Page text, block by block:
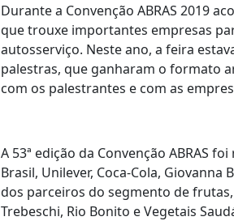
Durante a Convenção ABRAS 2019
que trouxe importantes empresas
autosserviço. Neste ano, a feira
palestras, que ganharam o formato
com os palestrantes e com as
A 53ª edição da Convenção ABRAS
Brasil, Unilever, Coca-Cola, Giovanna
dos parceiros do segmento de frutas,
Trebeschi, Rio Bonito e Vegetais